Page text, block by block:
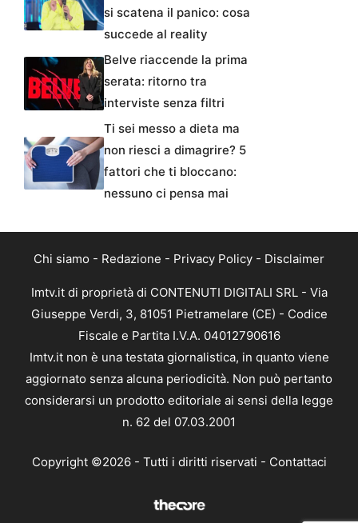
si scatena il panico: cosa
succede al reality
Belve riaccende la prima
serata: ritorno tra
interviste senza filtri
Ti sei messo a dieta ma
non riesci a dimagrire? 5
fattori che ti bloccano:
nessuno ci pensa mai
Chi siamo - Redazione - Privacy Policy - Disclaimer
Imtv.it di proprietà di CONTENUTI DIGITALI SRL - Via
Giuseppe Verdi, 3, 81051 Pietramelare (CE) - Codice
Fiscale e Partita I.V.A. 04012790616
Imtv.it non è una testata giornalistica, in quanto viene
aggiornato senza alcuna periodicità. Non può pertanto
considerarsi un prodotto editoriale ai sensi della legge
n. 62 del 07.03.2001
Copyright ©2026 - Tutti i diritti riservati - Contattaci